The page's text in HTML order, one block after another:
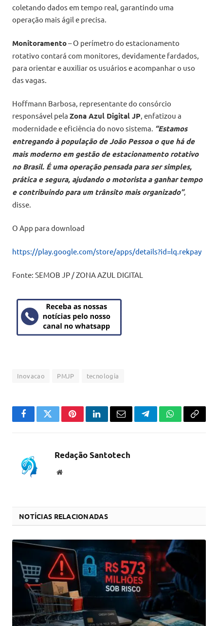
coletando dados em tempo real, garantindo uma
operação mais ágil e precisa.
Monitoramento– O perímetro do estacionamento
rotativo contará com monitores, devidamente fardados,
para orientar e auxiliar os usuários e acompanhar o uso
das vagas.
Hoffmann Barbosa, representante do consórcio
responsável pela Zona Azul Digital JP, enfatizou a
modernidade e eficiência do novo sistema. “Estamos
entregando à população de João Pessoa o que há de
mais moderno em gestão de estacionamento rotativo
no Brasil. É uma operação pensada para ser simples,
prática e segura, ajudando o motorista a ganhar tempo
e contribuindo para um trânsito mais organizado”,
disse.
O App para download
https://play.google.com/store/apps/details?id=lq.rekpay
Fonte: SEMOB JP / ZONA AZUL DIGITAL
Inovacao PMJP tecnologia
FacebookTwitterPinterestLinkedInEmail TelegramWhatsApp
Copiar
Redação Santotech
Website
NOTÍCIAS RELACIONADAS